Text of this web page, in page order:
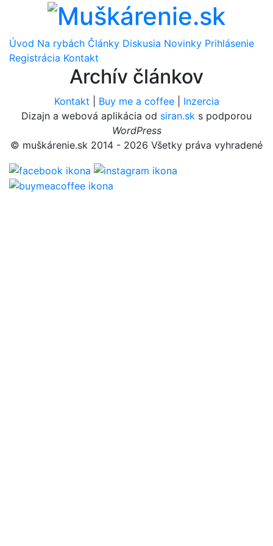
Úvod Na rybách Články Diskusia Novinky Prihlásenie
Registrácia Kontakt
Archív článkov
Kontakt Buy me a coffee| Inzercia
Dizajn a webová aplikácia od siran.sk s podporou
WordPress
© muškárenie.sk 2014 - 2026 Všetky práva vyhradené